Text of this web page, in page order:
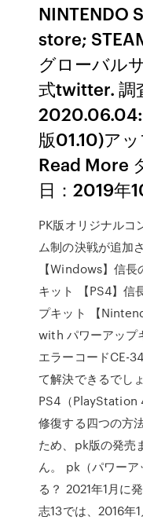
NINTENDO
store;
グローバル
式twitter. 調
2020.06.04:
版01.10)ア
Read More
日：2019年
PK版オリジナルコ
ム制の決戦が追加
【Windows】信
キット 【PS4】信
プキット 【
with パワーアップ
エラーコードCE-
て解決できるでし
PS4（PlayStation
修復する四つの方
ため、pk版の発売
ん。 pk（パワー
る？ 2021年1月に
志13では、2016年